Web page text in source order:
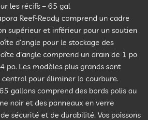
les récifs – 65 gal
Reef-Ready comprend un cadre
supérieur et inférieur pour un soutien
d’angle pour le stockage des
d’angle comprend un drain de 1 po
po. Les modèles plus grands sont
central pour éliminer la courbure.
gallons comprend des bords polis au
noir et des panneaux en verre
sécurité et de durabilité. Vos poissons